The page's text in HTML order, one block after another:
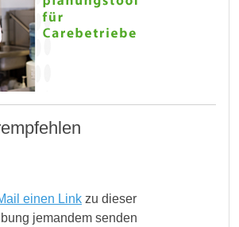
einen Link zu dieser
jemandem senden